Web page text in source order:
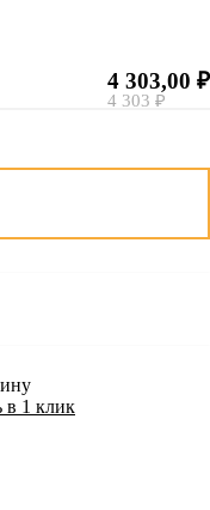
4 303,00 ₽
4 303 ₽
в 1 клик